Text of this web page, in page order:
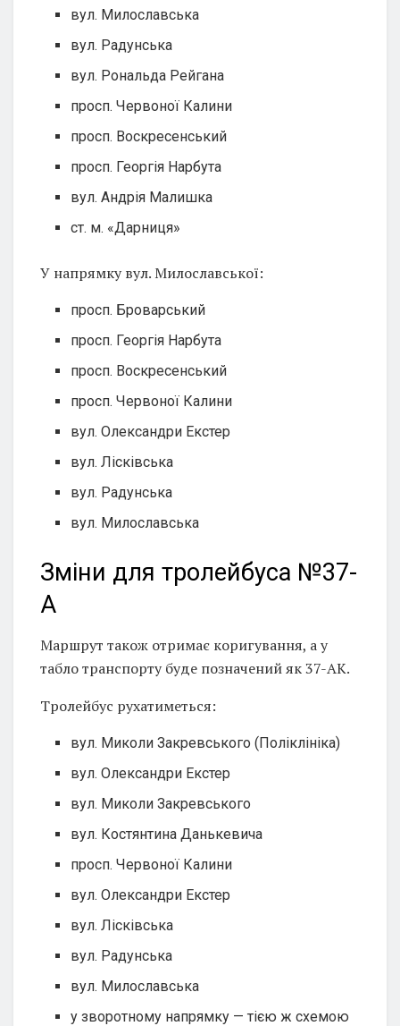
вул. Милославська
вул. Радунська
вул. Рональда Рейгана
просп. Червоної Калини
просп. Воскресенський
просп. Георгія Нарбута
вул. Андрія Малишка
ст. м. «Дарниця»
У напрямку вул. Милославської:
просп. Броварський
просп. Георгія Нарбута
просп. Воскресенський
просп. Червоної Калини
вул. Олександри Екстер
вул. Лісківська
вул. Радунська
вул. Милославська
Зміни для тролейбуса №37-
А
Маршрут також отримає коригування, а у
табло транспорту буде позначений як 37-АК.
Тролейбус рухатиметься:
вул. Миколи Закревського (Поліклініка)
вул. Олександри Екстер
вул. Миколи Закревського
вул. Костянтина Данькевича
просп. Червоної Калини
вул. Олександри Екстер
вул. Лісківська
вул. Радунська
вул. Милославська
у зворотному напрямку — тією ж схемою